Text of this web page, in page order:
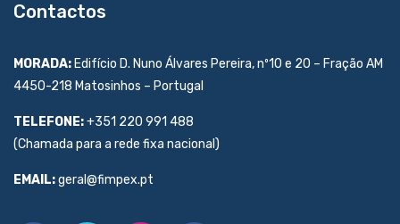
Contactos
MORADA:Edifício D. Nuno Álvares Pereira, nº10 e 20 – Fração AM
4450-218 Matosinhos – Portugal
TELEFONE:+351 220 991 488
(Chamada para a rede fixa nacional)
EMAIL:geral@fimpex.pt